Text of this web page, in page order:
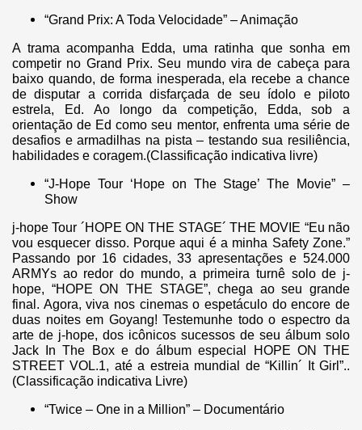
“Grand Prix: A Toda Velocidade” – Animação
A trama acompanha Edda, uma ratinha que sonha em
competir no Grand Prix. Seu mundo vira de cabeça para
baixo quando, de forma inesperada, ela recebe a chance
de disputar a corrida disfarçada de seu ídolo e piloto
estrela, Ed. Ao longo da competição, Edda, sob a
orientação de Ed como seu mentor, enfrenta uma série de
desafios e armadilhas na pista – testando sua resiliência,
habilidades e coragem.(Classificação indicativa livre)
“J-Hope Tour ‘Hope on The Stage’ The Movie” –
Show
j-hope Tour ´HOPE ON THE STAGE´ THE MOVIE “Eu não
vou esquecer disso. Porque aqui é a minha Safety Zone.”
Passando por 16 cidades, 33 apresentações e 524.000
ARMYs ao redor do mundo, a primeira turnê solo de j-
hope, “HOPE ON THE STAGE”, chega ao seu grande
final. Agora, viva nos cinemas o espetáculo do encore de
duas noites em Goyang! Testemunhe todo o espectro da
arte de j-hope, dos icônicos sucessos de seu álbum solo
Jack In The Box e do álbum especial HOPE ON THE
STREET VOL.1, até a estreia mundial de “Killin´ It Girl”..
(Classificação indicativa Livre)
“Twice – One in a Million” – Documentário